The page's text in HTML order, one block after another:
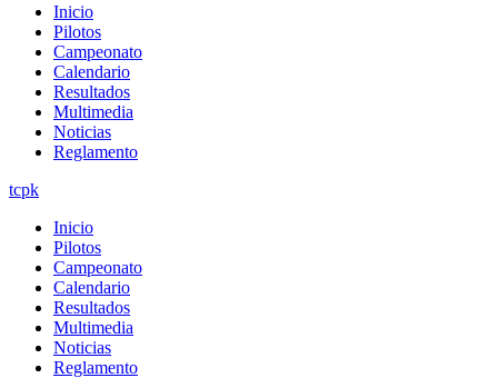
Inicio
Pilotos
Campeonato
Calendario
Resultados
Multimedia
Noticias
Reglamento
tcpk
Inicio
Pilotos
Campeonato
Calendario
Resultados
Multimedia
Noticias
Reglamento